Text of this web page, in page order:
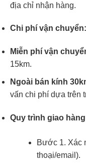
địa chỉ nhận hàng.
Chi phí vận chuyển:
Miễn phí vận
15km.
Ngoài bán kính
vấn chi phí dựa trên
Quy trình giao
Bước 1. Xác
thoại/email).